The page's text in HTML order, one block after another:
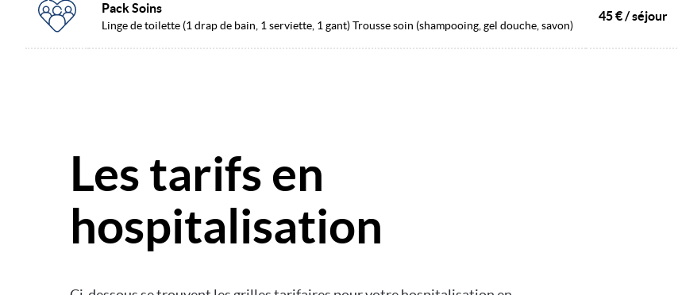
Pack Soins
Linge de toilette (1 drap de bain, 1 serviette, 1 gant) Trousse soin (shampooing, gel douche, savon)
45 € / séjour
Les tarifs en
hospitalisation